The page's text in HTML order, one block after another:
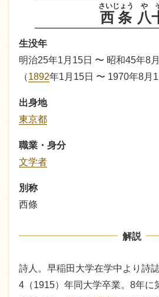
西条
さいじょう
八
や
生没年
明治25年1月15日 〜 昭和45年8
（1892年1月15日 〜 1970年8月
出身地
東京都
職業・身分
文学者
別称
西條
解説
詩人。早稲田大学在学中より詩
4（1915）年同大学卒業。8年に